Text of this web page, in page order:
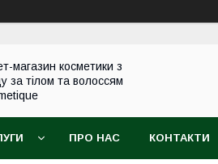
магазин косметики з
за тілом та волоссям
ПРО НАС КОНТАКТИ